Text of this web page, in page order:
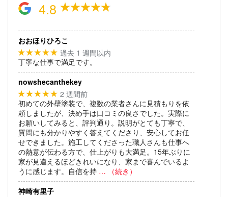
4.8
おおほりひろこ
★★★★★ 過去 1 週間以内
丁寧な仕事で満足です。
nowshecanthekey
★★★★★ 2 週間前
初めての外壁塗装で、複数の業者さんに見積もりを依
頼しましたが、決め手は口コミの良さでした。実際に
お願いしてみると、評判通り。説明がとても丁寧で、
質問にも分かりやすく答えてくださり、安心してお任
せできました。施工してくださった職人さんも仕事へ
の熱意が伝わる方で、仕上がりも大満足。15年ぶりに
家が見違えるほどきれいになり、家まで喜んでいるよ
うに感じます。自信を持 … （続き）
神崎有里子